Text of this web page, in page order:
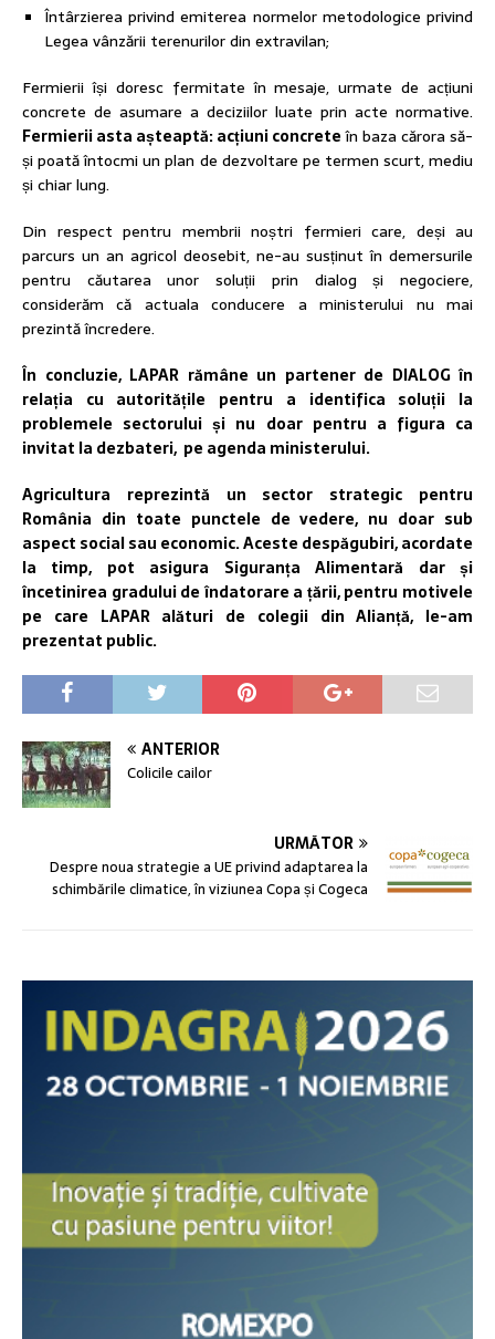
Întârzierea privind emiterea normelor metodologice privind
Legea vânzării terenurilor din extravilan;
Fermierii își doresc fermitate în mesaje, urmate de acțiuni
concrete de asumare a deciziilor luate prin acte normative.
Fermierii asta așteaptă: acțiuni concreteîn baza cărora să-
și poată întocmi un plan de dezvoltare pe termen scurt, mediu
și chiar lung.
Din respect pentru membrii noștri fermieri care, deși au
parcurs un an agricol deosebit, ne-au susținut în demersurile
pentru căutarea unor soluții prin dialog și negociere,
considerăm că actuala conducere a ministerului nu mai
prezintă încredere.
În concluzie, LAPAR rămâne un partener de DIALOG în
relația cu autoritățile pentru a identifica soluții la
problemele sectorului și nu doar pentru a figura ca
invitat la dezbateri, pe agenda ministerului.
Agricultura reprezintă un sector strategic pentru
România din toate punctele de vedere, nu doar sub
aspect social sau economic. Aceste despăgubiri, acordate
la timp, pot asigura Siguranța Alimentară dar și
încetinirea gradului de îndatorare a țării, pentru motivele
pe care LAPAR alături de colegii din Alianță, le-am
prezentat public.
ANTERIOR
Colicile cailor
URMĂTOR
Despre noua strategie a UE privind adaptarea la
schimbările climatice, în viziunea Copa și Cogeca